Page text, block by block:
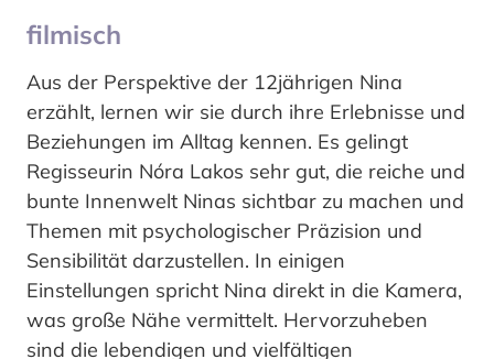
filmisch
Aus der Perspektive der 12jährigen Nina
erzählt, lernen wir sie durch ihre Erlebnisse und
Beziehungen im Alltag kennen. Es gelingt
Regisseurin Nóra Lakos sehr gut, die reiche und
bunte Innenwelt Ninas sichtbar zu machen und
Themen mit psychologischer Präzision und
Sensibilität darzustellen. In einigen
Einstellungen spricht Nina direkt in die Kamera,
was große Nähe vermittelt. Hervorzuheben
sind die lebendigen und vielfältigen